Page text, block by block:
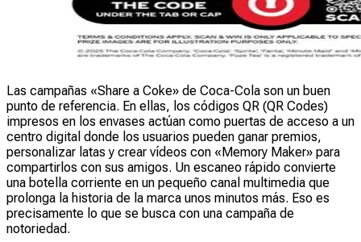
Las campañas «Share a Coke» de Coca-Cola son un buen
punto de referencia. En ellas, los códigos QR (QR Codes)
impresos en los envases actúan como puertas de acceso a un
centro digital donde los usuarios pueden ganar premios,
personalizar latas y crear vídeos con «Memory Maker» para
compartirlos con sus amigos. Un escaneo rápido convierte
una botella corriente en un pequeño canal multimedia que
prolonga la historia de la marca unos minutos más. Eso es
precisamente lo que se busca con una campaña de
notoriedad.